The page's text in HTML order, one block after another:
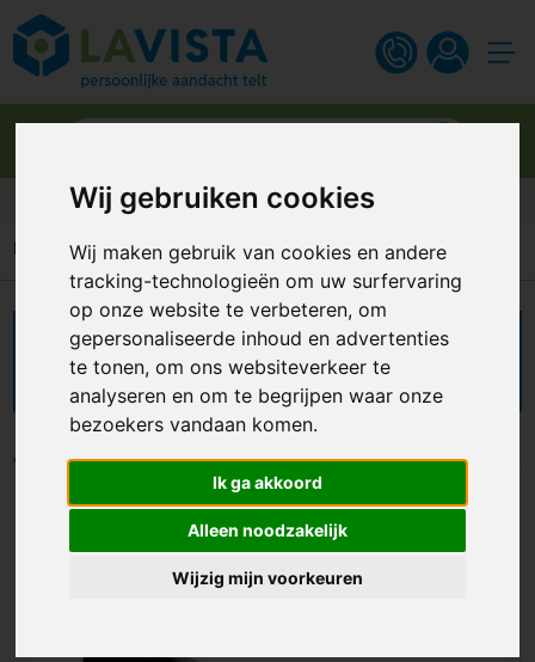
Wij gebruiken cookies
Wij maken gebruik van cookies en andere
tracking-technologieën om uw surfervaring
op onze website te verbeteren, om
gepersonaliseerde inhoud en advertenties
te tonen, om ons websiteverkeer te
analyseren en om te begrijpen waar onze
bezoekers vandaan komen.
Ik ga akkoord
Alleen noodzakelijk
Wijzig mijn voorkeuren
Gratis digitaal ontwerp
Home Fanartikelen Megafoon
Megafoons bedrukken
Filters